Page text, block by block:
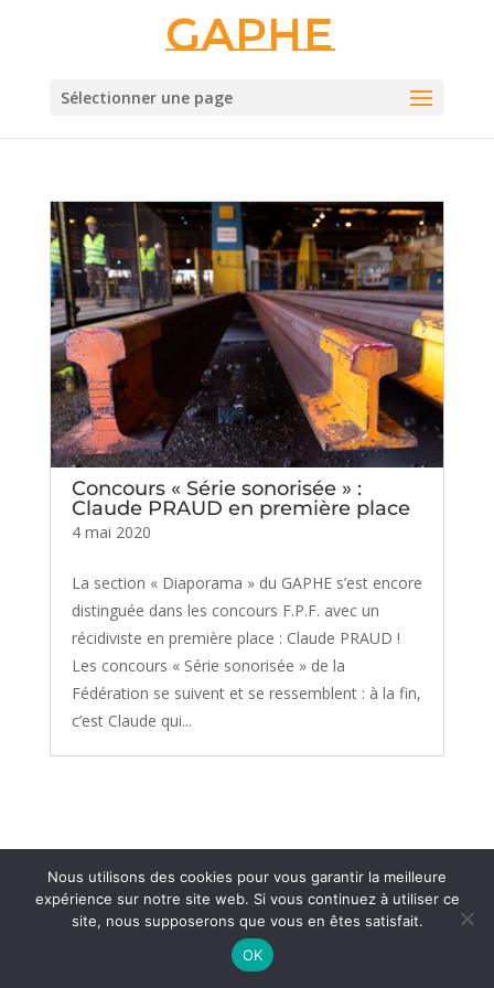
Gaphe
Sélectionner une page
Concours « Série sonorisée » :
Claude PRAUD en première place
4 mai 2020
La section « Diaporama » du GAPHE s’est encore
distinguée dans les concours F.P.F. avec un
récidiviste en première place : Claude PRAUD !
Les concours « Série sonorisée » de la
Fédération se suivent et se ressemblent : à la fin,
c’est Claude qui...
© 1936 - 2026 Association du GAPHE-
Mentions
légales Réalisé par CeDeeV
Nous utilisons des cookies pour vous garantir la meilleure
expérience sur notre site web. Si vous continuez à utiliser ce
site, nous supposerons que vous en êtes satisfait.
OK